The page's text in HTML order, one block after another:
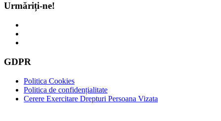
Urmăriți-ne!
GDPR
Politica Cookies
Politica de confidențialitate
Cerere Exercitare Drepturi Persoana Vizata